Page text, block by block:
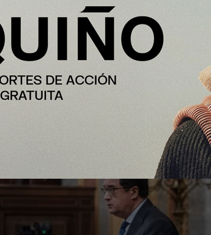
España formalizará en septiembre
candidatura para acoger una
gigafactoría europea de IA